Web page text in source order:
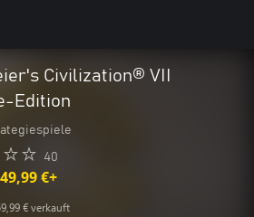
Civilization® VII
Edition
40
49,99 €+
€ verkauft